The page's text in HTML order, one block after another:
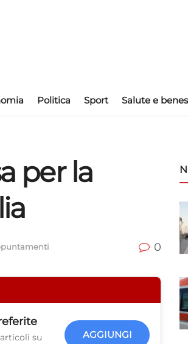
Politica Sport Salute e
per la
0
su
AGGIUNGI